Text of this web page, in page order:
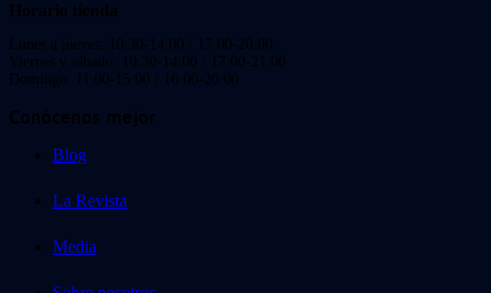
Horario tienda
Lunes a jueves: 10:30-14:00 / 17:00-20:00
Viernes y sábado: 10:30-14:00 / 17:00-21:00
Domingo: 11:00-15:00 / 16:00-20:00
Conócenos mejor
Blog
La Revista
Media